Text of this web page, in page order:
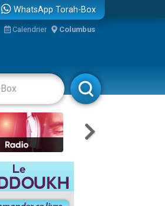
WhatsApp Torah-Box
Calendrier Columbus
Rabbanim